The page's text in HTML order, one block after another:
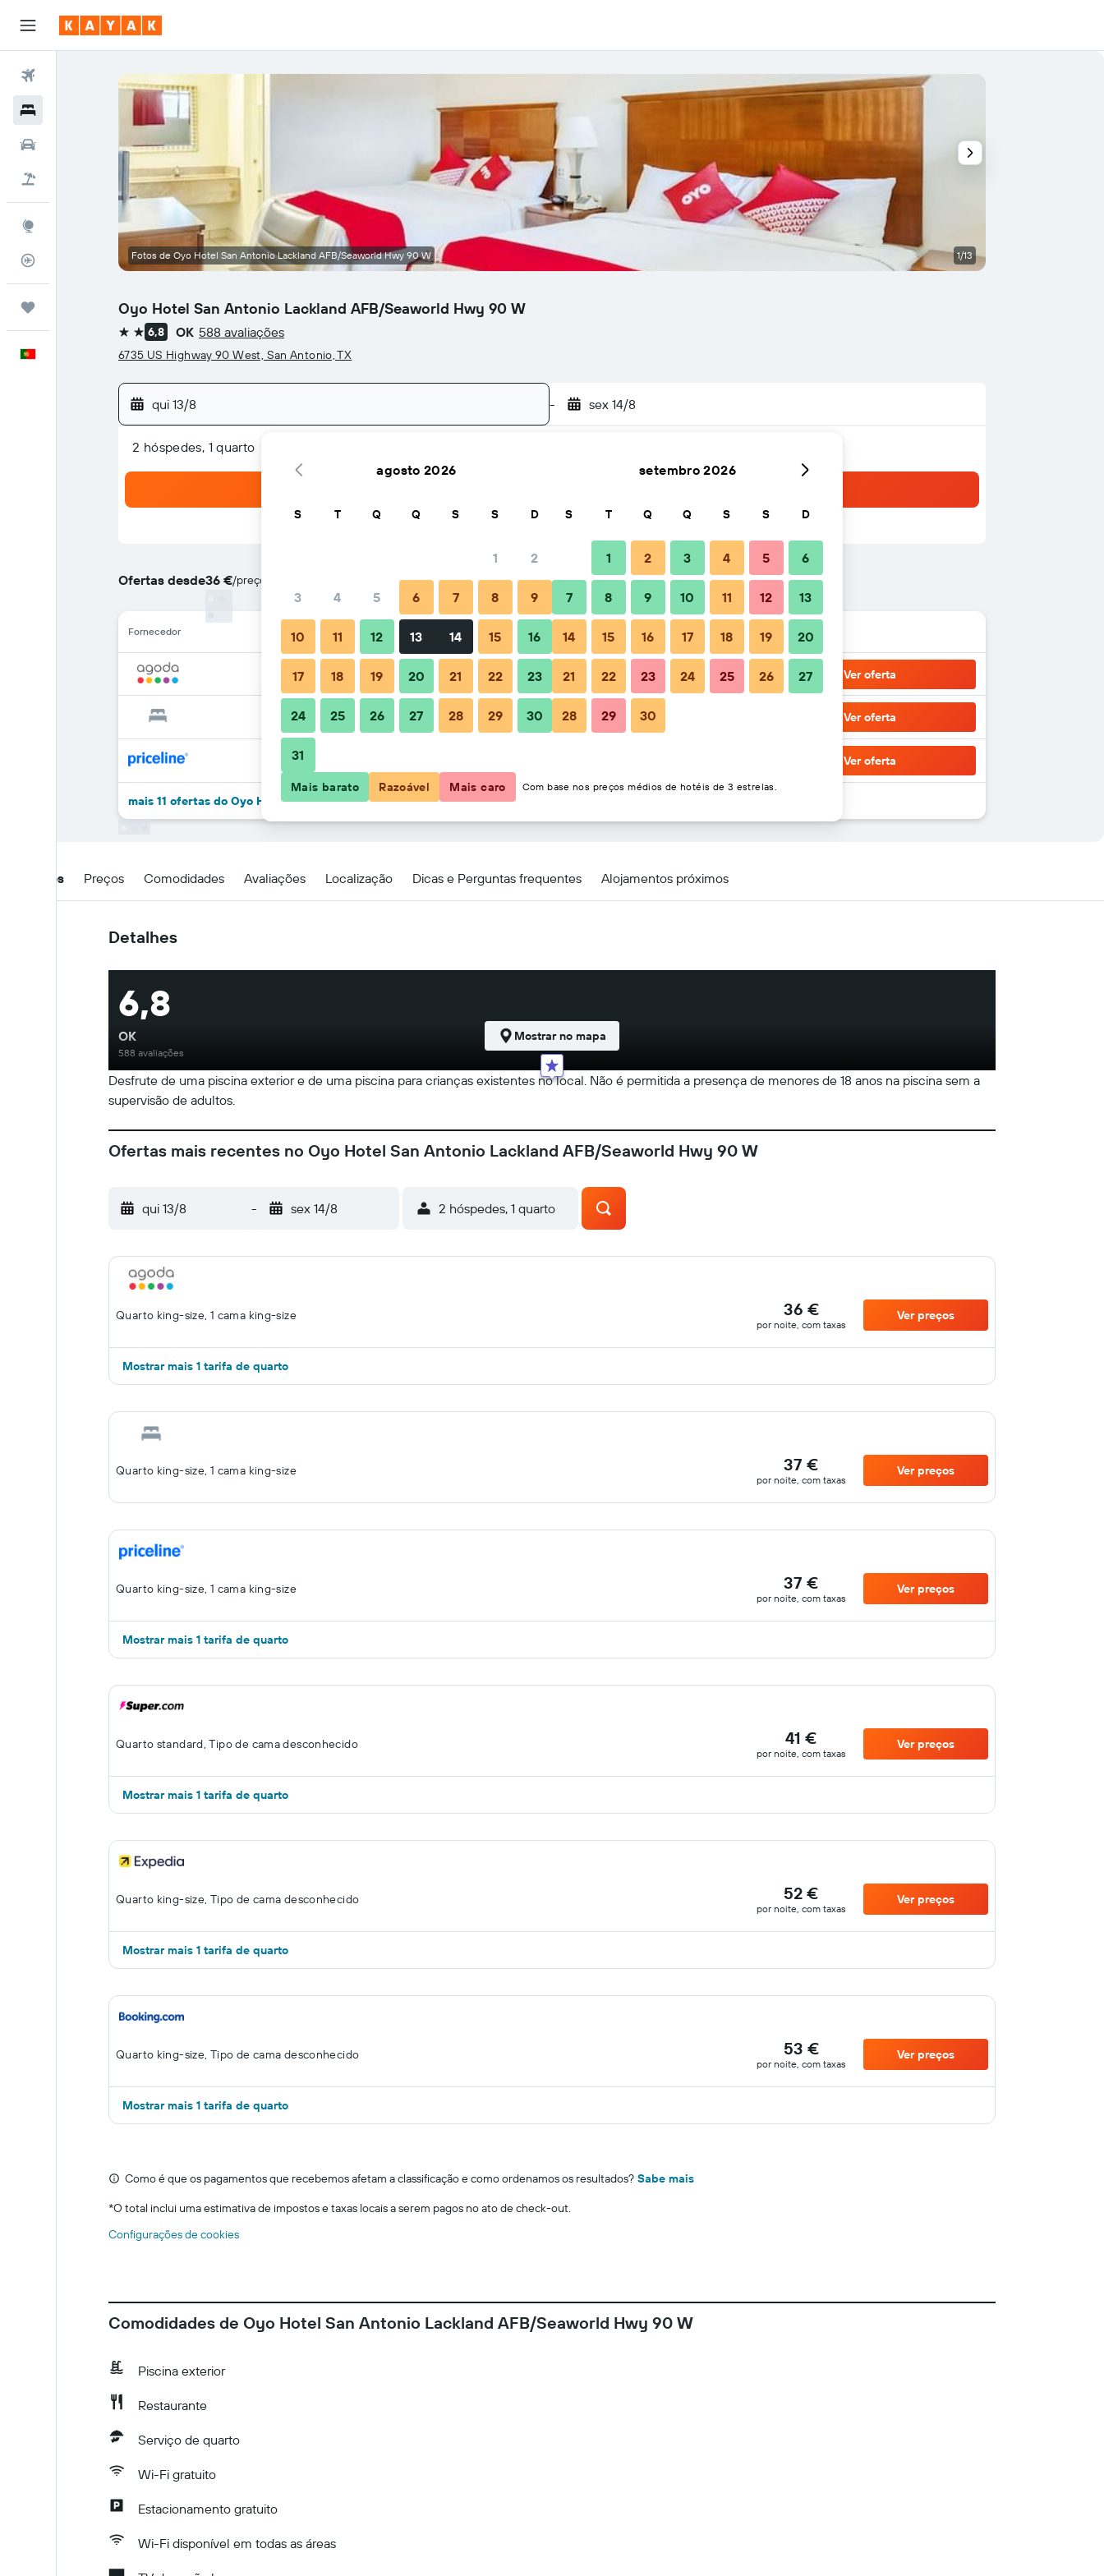
Monitorizador de voos
Oyo Hotel San Antonio Lackland AFB/Seaworld Hwy 90 W
2 estrelas
6,8 OK 588 avaliações
6735 US Highway 90 West, San Antonio, TX
qui 13/8 - sex 14/8
2 hóspedes, 1 quarto
Ofertas desde36 €/preço por noite mais barato(a)
Fornecedor Total por noite
36 € Ver oferta
37 € Ver oferta
Ver oferta
mais 11 ofertas do Oyo Hotel San Antonio Lackland AFB/Seaworld Hwy 90 W
Fotos de Oyo Hotel San Antonio Lackland AFB/Seaworld Hwy 90 W 1/13
Detalhes Preços Comodidades Avaliações Localização Dicas e Perguntas frequentes Alojamentos próximos
Detalhes
Desfrute de uma piscina exterior e de uma piscina para crianças existentes no local. Não é permitida a presença de menores de 18 anos na piscina sem a
supervisão de adultos.
6,8
OK
588 avaliações
Mostrar no mapa
Ofertas mais recentes no Oyo Hotel San Antonio Lackland AFB/Seaworld Hwy 90 W
qui 13/8 - sex 14/8 2 hóspedes, 1 quarto
Quarto king-size, 1 cama king-size 36 €
por noite, com taxas
Ver preços
Mostrar mais 1 tarifa de quarto
Quarto king-size, 1 cama king-size 37 €
por noite, com taxas
Ver preços
Quarto king-size, 1 cama king-size 37 €
por noite, com taxas
Ver preços
Mostrar mais 1 tarifa de quarto
Quarto standard, Tipo de cama desconhecido 41 €
por noite, com taxas
Ver preços
Mostrar mais 1 tarifa de quarto
Quarto king-size, Tipo de cama desconhecido 52 €
por noite, com taxas
Ver preços
Mostrar mais 1 tarifa de quarto
Quarto king-size, Tipo de cama desconhecido 53 €
por noite, com taxas
Ver preços
Mostrar mais 1 tarifa de quarto
Como é que os pagamentos que recebemos afetam a classificação e como ordenamos os resultados? Sabe mais
*O total inclui uma estimativa de impostos e taxas locais a serem pagos no ato de check-out.
Configurações de cookies
Comodidades de Oyo Hotel San Antonio Lackland AFB/Seaworld Hwy 90 W
Piscina exterior
Restaurante
Serviço de quarto
Wi-Fi gratuito
Estacionamento gratuito
Wi-Fi disponível em todas as áreas
agosto 2026
S T Q Q S S D
1 2
3 4 5 6 7 8 9
10 11 12 13 14 15 16
17 18 19 20 21 22 23
24 25 26 27 28 29 30
31
setembro 2026
S T Q Q S S D
1 2 3 4 5 6
7 8 9 10 11 12 13
14 15 16 17 18 19 20
21 22 23 24 25 26 27
28 29 30
Mais barato Razoável Mais caro Com base nos preços médios de hotéis de 3 estrelas.